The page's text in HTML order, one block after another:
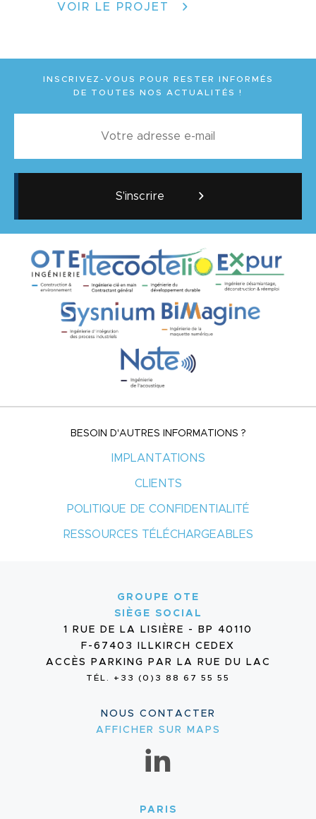
VOIR LE PROJET
INSCRIVEZ-VOUS POUR RESTER INFORMÉS
DE TOUTES NOS ACTUALITÉS !
S'inscrire
BESOIN D'AUTRES INFORMATIONS ?
IMPLANTATIONS
CLIENTS
POLITIQUE DE CONFIDENTIALITÉ
RESSOURCES TÉLÉCHARGEABLES
GROUPE OTE
SIÈGE SOCIAL
1 RUE DE LA LISIÈRE - BP 40110
F-67403 ILLKIRCH CEDEX
ACCÈS PARKING PAR LA RUE DU LAC
TÉL. +33 (0)3 88 67 55 55
NOUS CONTACTER
AFFICHER SUR MAPS
PARIS